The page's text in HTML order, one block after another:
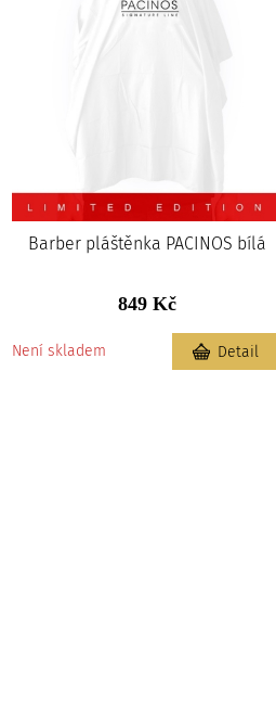
Barber pláštěnka PACINOS bílá
849 Kč
Není skladem Detail